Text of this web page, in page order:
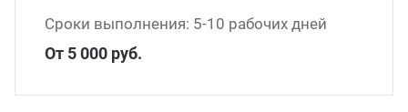
Сроки выполнения: 5-10 рабочих дней
От 5 000 руб.